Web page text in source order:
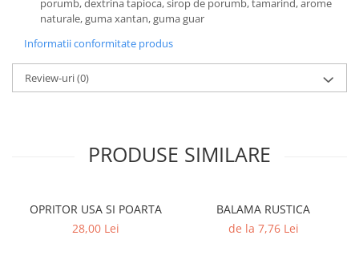
porumb, dextrina tapioca, sirop de porumb, tamarind, arome
naturale, guma xantan, guma guar
Informatii conformitate produs
Review-uri(0)
PRODUSE SIMILARE
OPRITOR USA SI POARTA
28,00 Lei
BALAMA RUSTICA
de la 7,76 Lei